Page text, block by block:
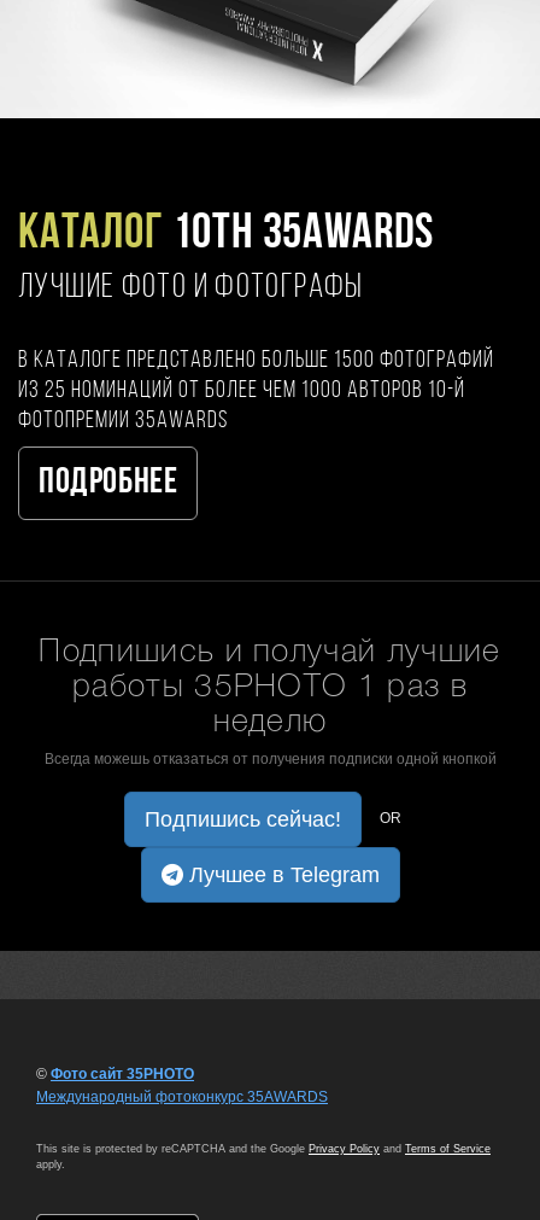
Каталог 10TH 35AWARDS
ЛУЧШИЕ ФОТО И ФОТОГРАФЫ
В каталоге представлено больше 1500 фотографий
из 25 номинаций от более чем 1000 авторов 10-й
фотопремии 35AWARDS
Подробнее
Подпишись и получай лучшие
работы 35PHOTO 1 раз в
неделю
Всегда можешь отказаться от получения подписки одной кнопкой
Подпишись сейчас! OR
Лучшее в Telegram
© Фото сайт 35PHOTO
Международный фотоконкурс 35AWARDS
This site is protected by reCAPTCHA and the Google Privacy Policy and Terms of Service
apply.